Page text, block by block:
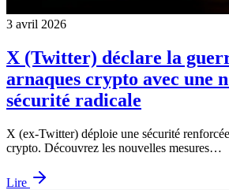
3 avril 2026
X (Twitter) déclare la
arnaques crypto avec une
sécurité radicale
X (ex-Twitter) déploie une sécurité
crypto. Découvrez les nouvelles mesures…
Lire